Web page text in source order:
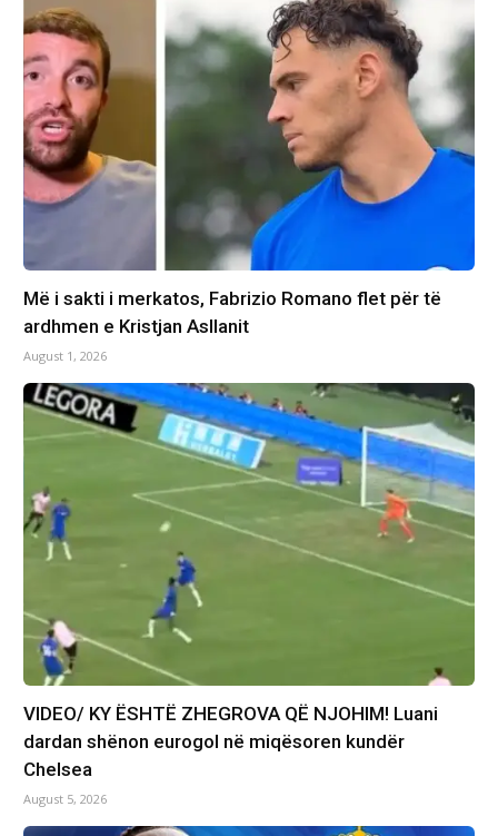
Më i sakti i merkatos, Fabrizio Romano flet për të
ardhmen e Kristjan Asllanit
August 1, 2026
VIDEO/ KY ËSHTË ZHEGROVA QË NJOHIM! Luani
dardan shënon eurogol në miqësoren kundër
Chelsea
August 5, 2026